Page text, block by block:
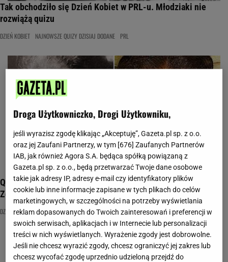
Tak obchodziło się Dzień Kobiet w PRL-u. Młodziaki nie
rozwiążą quizu
DZIEŃ KOBIET NAJNOWSZE QUIZY DZISIAJ DODANE PRL
Quiz. Ile wiesz o kobietach, które odmieniły historię?
Zdobądź 10/13!
DZIEŃ KOBIET HISTORIA KOBIETY
Droga Użytkowniczko, Drogi Użytkowniku,
jeśli wyrazisz zgodę klikając „Akceptuję”, Gazeta.pl sp. z o.o.
oraz jej Zaufani Partnerzy, w tym [676] Zaufanych Partnerów
IAB, jak również Agora S.A. będąca spółką powiązaną z
Gazeta.pl sp. z o.o., będą przetwarzać Twoje dane osobowe
takie jak adresy IP, adresy e-mail czy identyfikatory plików
cookie lub inne informacje zapisane w tych plikach do celów
marketingowych, w szczególności na potrzeby wyświetlania
reklam dopasowanych do Twoich zainteresowań i preferencji w
swoich serwisach, aplikacjach i w Internecie lub personalizacji
treści w nich wyświetlanych. Wyrażenie zgody jest dobrowolne.
Jeśli nie chcesz wyrazić zgody, chcesz ograniczyć jej zakres lub
chcesz wycofać zgodę uprzednio udzieloną przejdź do